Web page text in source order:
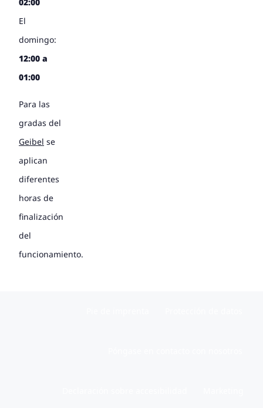
El
domingo:
12:00 a
01:00
Para las
gradas del
Geibel se
aplican
diferentes
horas de
finalización
del
funcionamiento.